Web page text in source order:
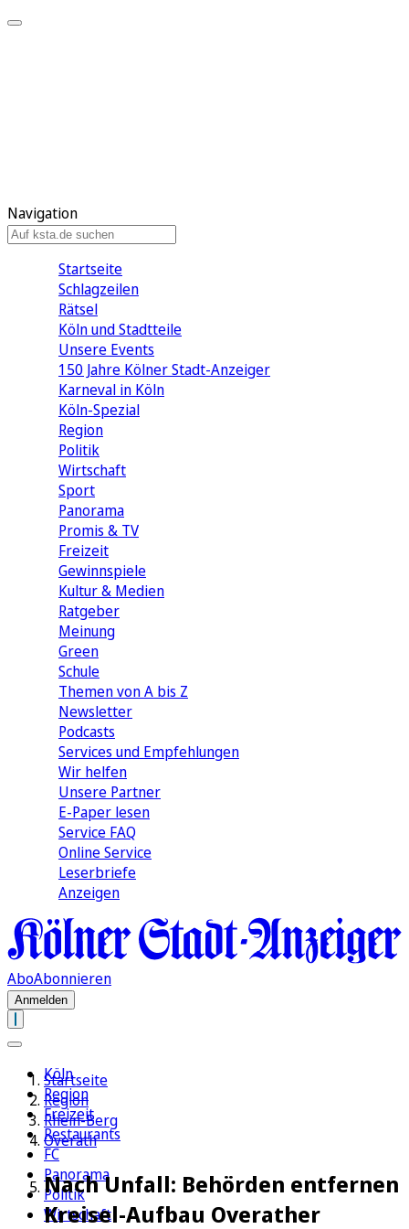
Navigation
Startseite
Schlagzeilen
Rätsel
Köln und Stadtteile
Unsere Events
150 Jahre Kölner Stadt-Anzeiger
Karneval in Köln
Köln-Spezial
Region
Politik
Wirtschaft
Sport
Panorama
Promis & TV
Freizeit
Gewinnspiele
Kultur & Medien
Ratgeber
Meinung
Green
Schule
Themen von A bis Z
Newsletter
Podcasts
Services und Empfehlungen
Wir helfen
Unsere Partner
E-Paper lesen
Service FAQ
Online Service
Leserbriefe
Anzeigen
AboAbonnieren
Anmelden
Köln
Region
Freizeit
Restaurants
FC
Panorama
Politik
Wirtschaft
Startseite
Region
Rhein-Berg
Overath
Nach Unfall: Behörden entfernen
Kreisel-Aufbau Overather